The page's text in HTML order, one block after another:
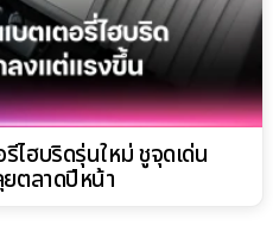
ฮบริดรุ่นใหม่ ชูจุดเด่น
ตลาดปีหน้า